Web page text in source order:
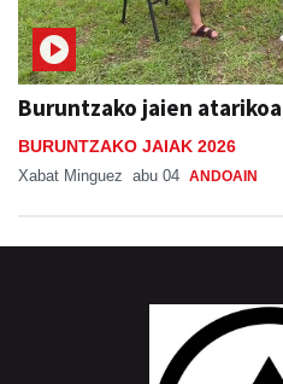
Buruntzako jaien
BURUNTZAKO JAIAK 2026
Xabat Minguez abu 04 ANDOAIN